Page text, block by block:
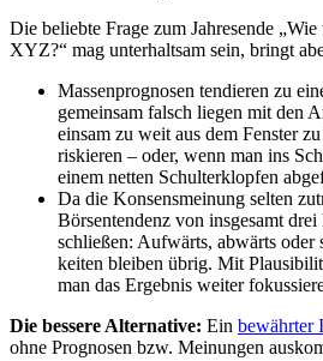
Die beliebte Frage zum Jahresende
XYZ?“ mag unterhaltsam sein, bringt
Massenprognosen tendieren zu
gemeinsam falsch liegen mit den
einsam zu weit aus dem Fenster
riskieren – oder, wenn man ins
einem netten Schulterklopfen
Da die Konsens­meinung selten
Börsentendenz von insgesamt
schließen: Aufwärts, abwärts
keiten bleiben übrig. Mit
man das Ergebnis weiter
Die bessere Alternative: Ein bewährter
ohne Prognosen bzw. Meinungen